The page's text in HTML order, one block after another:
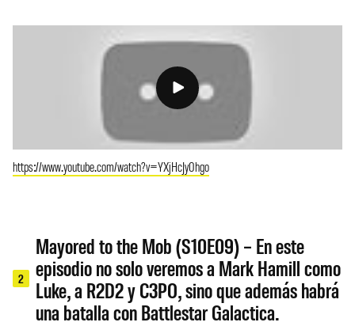
https://www.youtube.com/watch?v=YXjHcJy0hgo
2
Mayored to the Mob (S10E09) – En este
episodio no solo veremos a Mark Hamill como
Luke, a R2D2 y C3PO, sino que además habrá
una batalla con Battlestar Galactica.